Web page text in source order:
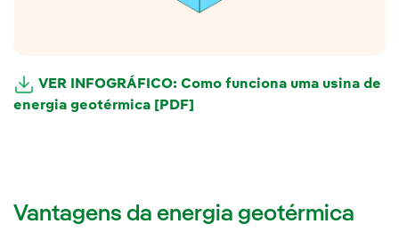
VER INFOGRÁFICO: Como funciona uma usina de
energia geotérmica [PDF]
Vantagens da energia geotérmica